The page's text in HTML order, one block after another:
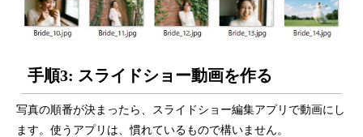
手順3: スライドショー動画を作る
写真の順番が決まったら、スライドショー編集アプリで動画にし
ます。使うアプリは、慣れているもので構いません。